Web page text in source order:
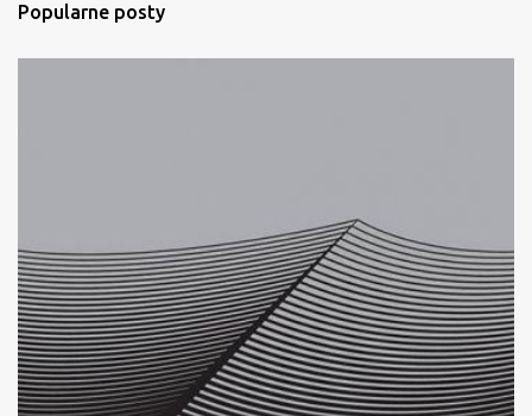
z
e
Popularne posty